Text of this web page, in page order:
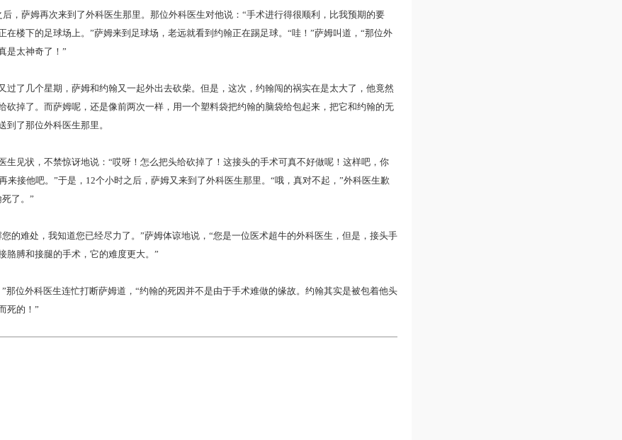
萨姆再次来到了外科医生那里。那位外科医生对他说：“手术进行得很顺利，比我预期的要
在楼下的足球场上。”萨姆来到足球场，老远就看到约翰正在踢足球。“哇！”萨姆叫道，“那位外
是太神奇了！”
了几个星期，萨姆和约翰又一起外出去砍柴。但是，这次，约翰闯的祸实在是太大了，他竟然
砍掉了。而萨姆呢，还是像前两次一样，用一个塑料袋把约翰的脑袋给包起来，把它和约翰的无
到了那位外科医生那里。
见状，不禁惊讶地说：“哎呀！怎么把头给砍掉了！这接头的手术可真不好做呢！这样吧，你
来接他吧。”于是，12个小时之后，萨姆又来到了外科医生那里。“哦，真对不起，”外科医生歉
了。”
难处，我知道您已经尽力了。”萨姆体谅地说，“您是一位医术超牛的外科医生，但是，接头手
胳膊和接腿的手术，它的难度更大。”
位外科医生连忙打断萨姆道，“约翰的死因并不是由于手术难做的缘故。约翰其实是被包着他头
死的！”